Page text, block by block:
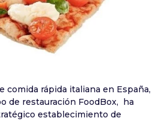
comida rápida italiana en España,
de restauración FoodBox, ha
establecimiento de